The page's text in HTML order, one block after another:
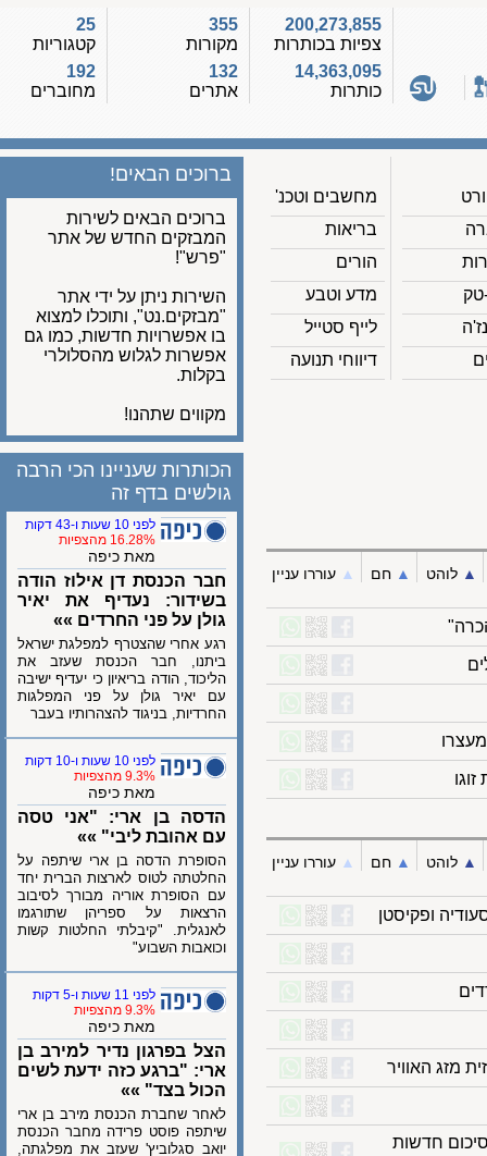
200,273,855
צפיות בכותרות
14,363,095
כותרות
355
מקורות
132
אתרים
קטגוריות
192
מחוברים
מחשבים וטכנ'
בריאות
הורים
מדע וטבע
לייף סטייל
דיווחי תנועה
ברוכים הבאים!
ברוכים הבאים לשירות
המבזקים החדש של אתר
"פרש"!
השירות ניתן על ידי אתר
"מבזקים.נט", ותוכלו למצוא
בו אפשרויות חדשות, כמו גם
אפשרות לגלוש מהסלולרי
בקלות.
מקווים שתהנו!
לוהט ▲︎ חם ▲︎ עוררו עניין
לוהט ▲︎ חם ▲︎ עוררו עניין
ופקיסטן
האוויר
חדשות
הכותרות שעניינו הכי הרבה
גולשים בדף זה
לפני 10 שעות ו-43 דקות
16.28% מהצפיות
מאת כיפה
חבר הכנסת דן אילוז הודה
בשידור: נעדיף את יאיר
גולן על פני החרדים »»
רגע אחרי שהצטרף למפלגת ישראל
ביתנו, חבר הכנסת שעזב את
הליכוד, הודה בריאיון כי יעדיף ישיבה
עם יאיר גולן על פני המפלגות
החרדיות, בניגוד להצהרותיו בעבר
לפני 10 שעות ו-10 דקות
9.3% מהצפיות
מאת כיפה
הדסה בן ארי: "אני טסה
עם אהובת ליבי" »»
הסופרת הדסה בן ארי שיתפה על
החלטתה לטוס לארצות הברית יחד
עם הסופרת אוריה מבורך לסיבוב
הרצאות על ספריהן שתורגמו
לאנגלית. "קיבלתי החלטות קשות
וכואבות השבוע"
לפני 11 שעות ו-5 דקות
9.3% מהצפיות
מאת כיפה
הצל בפרגון נדיר למירב בן
ארי: "ברגע כזה ידעת לשים
הכול בצד" »»
לאחר שחברת הכנסת מירב בן ארי
שיתפה פוסט פרידה מחבר הכנסת
יואב סגלוביץ' שעזב את מפלגתה,